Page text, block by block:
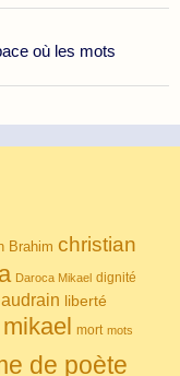
où les mots
Brahim christian
Daroca Mikael dignité
liberté
mikael mort mots
de poète